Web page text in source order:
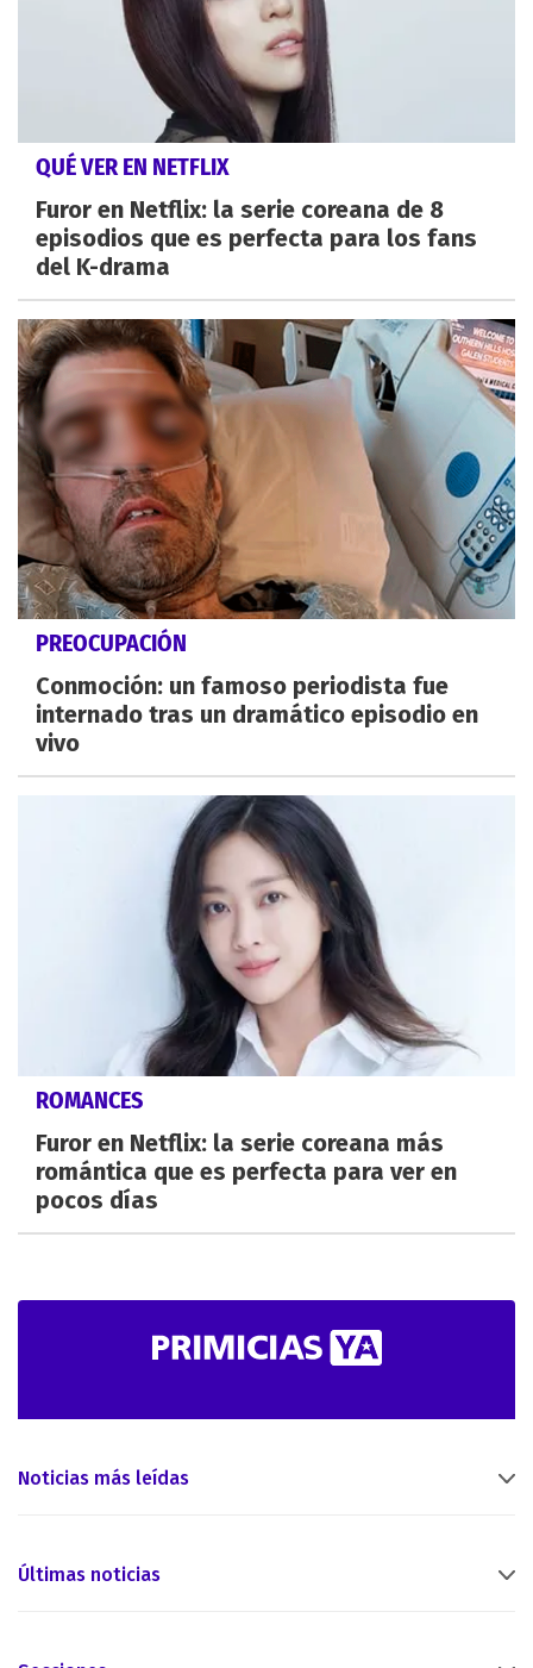
QUÉ VER EN NETFLIX
Furor en Netflix: la serie coreana de 8
episodios que es perfecta para los fans
del K-drama
PREOCUPACIÓN
Conmoción: un famoso periodista fue
internado tras un dramático episodio en
vivo
ROMANCES
Furor en Netflix: la serie coreana más
romántica que es perfecta para ver en
pocos días
Noticias más leídas
Últimas noticias